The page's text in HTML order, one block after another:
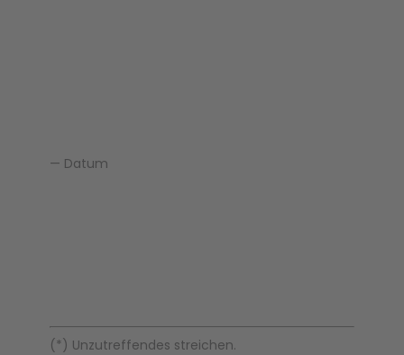
— Datum
(*) Unzutreffendes streichen.